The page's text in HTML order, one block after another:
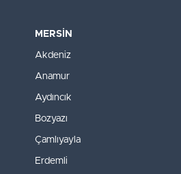
MERSİN
Akdeniz
Anamur
Aydıncık
Bozyazı
Çamlıyayla
Erdemli